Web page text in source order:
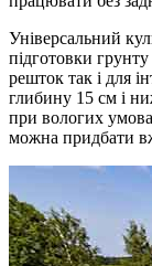
Універсальний
підготовки
решток так і для
глибину 15 см і
при вологих
можна придбати